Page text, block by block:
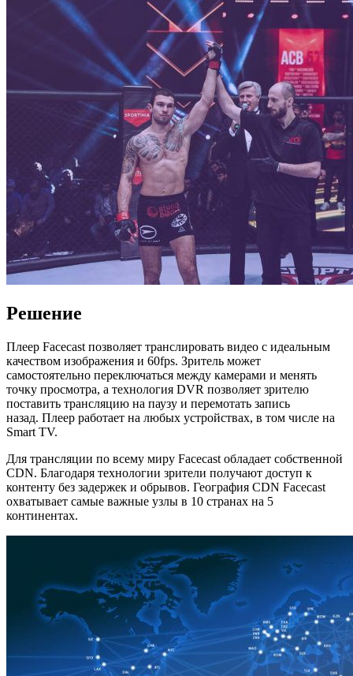
Решение
Плеер Facecast позволяет транслировать видео с идеальным
качеством изображения и 60fps. Зритель может
самостоятельно переключаться между камерами и менять
точку просмотра, а технология DVR позволяет зрителю
поставить трансляцию на паузу и перемотать запись
назад. Плеер работает на любых устройствах, в том числе на
Smart TV.
Для трансляции по всему миру Facecast обладает собственной
CDN. Благодаря технологии зрители получают доступ к
контенту без задержек и обрывов. География CDN Facecast
охватывает самые важные узлы в 10 странах на 5
континентах.